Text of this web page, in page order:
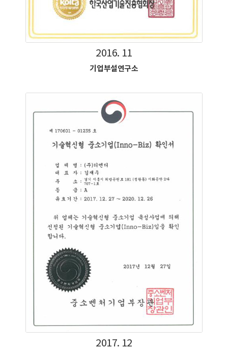
2016. 11
기업부설연구소
2017. 12